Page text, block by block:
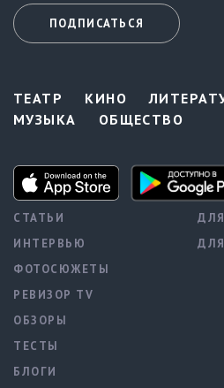
ПОДПИСАТЬСЯ
ТЕАТР КИНО
МУЗЫКА
ОБЩЕСТВО
СТАТЬИ
ИНТЕРВЬЮ
ФОТОСЮЖЕТЫ
РЕВИЗОР TV
ОБЗОРЫ
ТЕСТЫ
БЛОГИ